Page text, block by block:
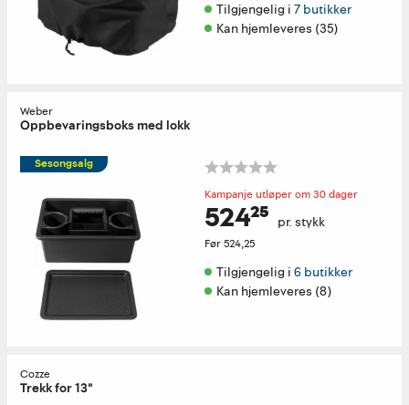
Tilgjengelig i 7 butikker
Kan hjemleveres (35)
Weber
Oppbevaringsboks med lokk
Sesongsalg
Kampanje utløper om 30 dager
524²⁵ pr. stykk
Før524,25
Tilgjengelig i 6 butikker
Kan hjemleveres (8)
Cozze
Trekk for 13"